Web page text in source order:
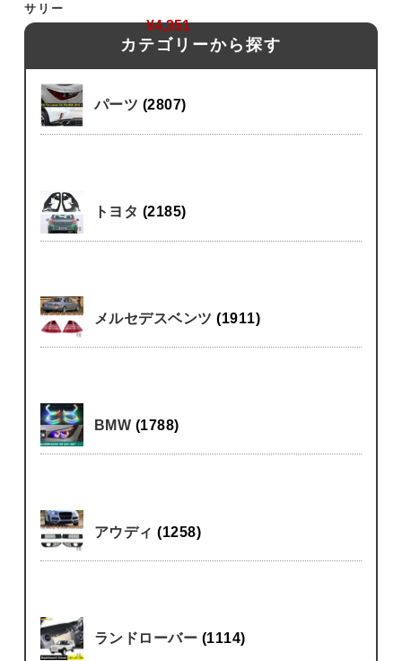
カテゴリーから探す
パーツ (2807)
トヨタ (2185)
メルセデスベンツ(1911)
BMW (1788)
アウディ(1258)
ランドローバー (1114)
サリー
¥4,351